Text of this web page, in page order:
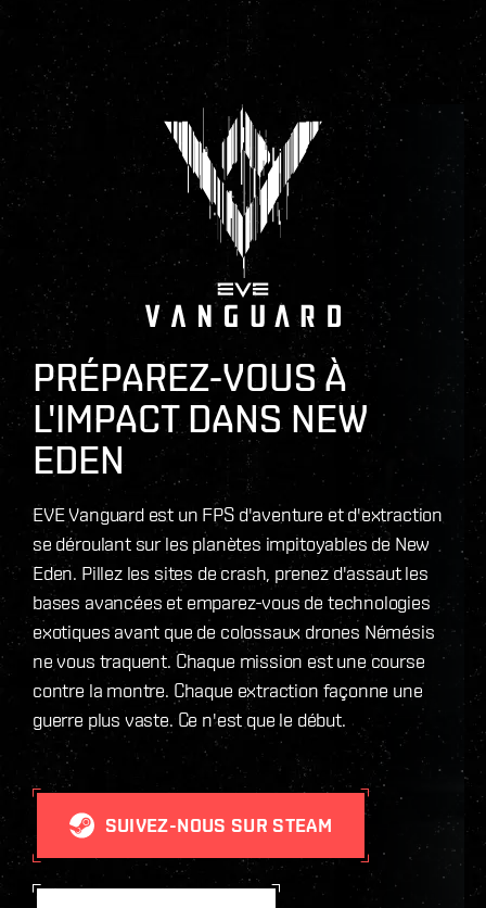
PRÉPAREZ-VOUS À
L'IMPACT DANS NEW
EDEN
EVE Vanguard est un FPS d'aventure et d'extraction
se déroulant sur les planètes impitoyables de New
Eden. Pillez les sites de crash, prenez d'assaut les
bases avancées et emparez-vous de technologies
exotiques avant que de colossaux drones Némésis
ne vous traquent. Chaque mission est une course
contre la montre. Chaque extraction façonne une
guerre plus vaste. Ce n'est que le début.
SUIVEZ-NOUS SUR STEAM